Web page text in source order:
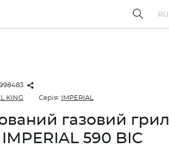
RU
KING Серія: IMPERIAL
газовий
IMPERIAL 590 BIC